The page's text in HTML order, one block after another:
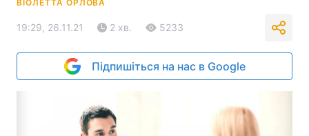
ВІОЛЕТТА ОРЛОВА
19:29, 26.11.21 2 хв. 5233
Підпишіться на нас в Google